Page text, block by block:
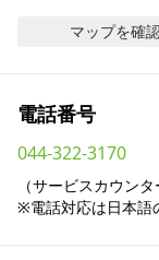
マップを確
電話番号
044-322-3170
（サービスカウン
※電話対応は日本語